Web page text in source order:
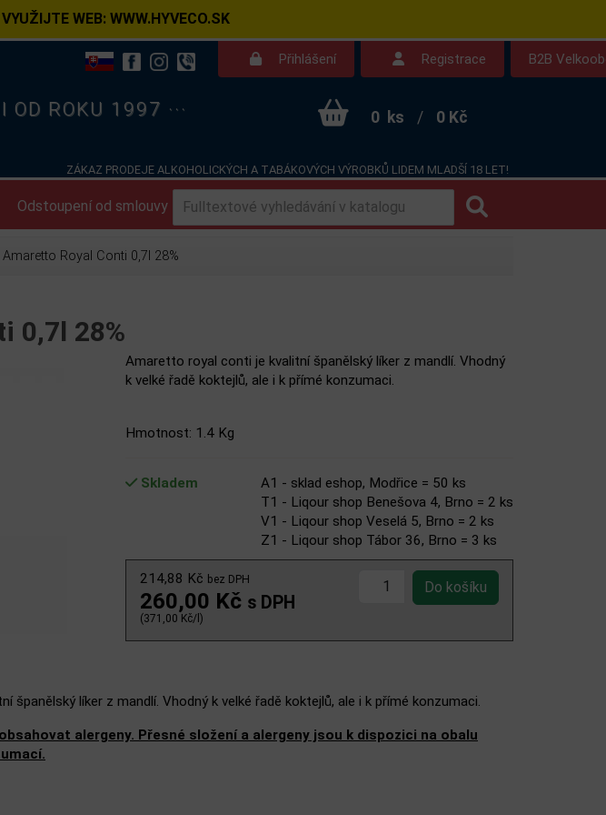
WEB: WWW.HYVECO.SK
Přihlášení Registrace B2B
OD ROKU 1997 ··· 0 ks / 0 Kč
ZÁKAZ PRODEJE ALKOHOLICKÝCH A TABÁKOVÝCH VÝROBKŮ LIDEM MLADŠÍ 18 LET!
Odstoupení od smlouvy Kontakt Dotazy
Amaretto Royal Conti 0,7l 28%
0,7l 28%
Amaretto royal conti je kvalitní španělský líker z mandlí. Vhodný
k velké řadě koktejlů, ale i k přímé konzumaci.
Hmotnost: 1.4 Kg
Skladem
A1 - sklad eshop, Modřice = 50 ks
T1 - Liqour shop Benešova 4, Brno = 2 ks
V1 - Liqour shop Veselá 5, Brno = 2 ks
Z1 - Liqour shop Tábor 36, Brno = 3 ks
214,88 Kč bez DPH
260,00 Kč s DPH
(371,00 Kč/l)
španělský líker z mandlí. Vhodný k velké řadě koktejlů, ale i k přímé konzumaci.
alergeny. Přesné složení a alergeny jsou k dispozici na obalu